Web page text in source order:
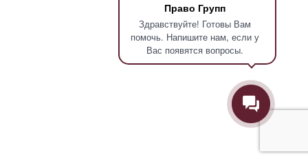
Право Групп
Здравствуйте! Готовы Вам
помочь. Напишите нам, если у
Вас появятся вопросы.